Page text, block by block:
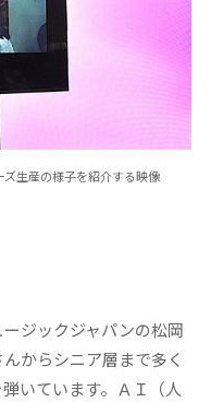
生産の様子を紹介する映像
ジックジャパンの松岡
からシニア層まで多く
いています。ＡＩ（人